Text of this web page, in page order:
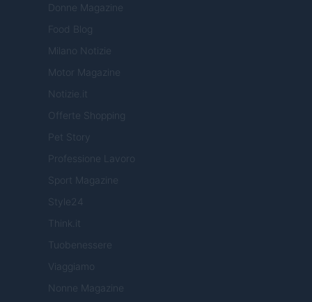
Donne Magazine
Food Blog
Milano Notizie
Motor Magazine
Notizie.it
Offerte Shopping
Pet Story
Professione Lavoro
Sport Magazine
Style24
Think.it
Tuobenessere
Viaggiamo
Nonne Magazine